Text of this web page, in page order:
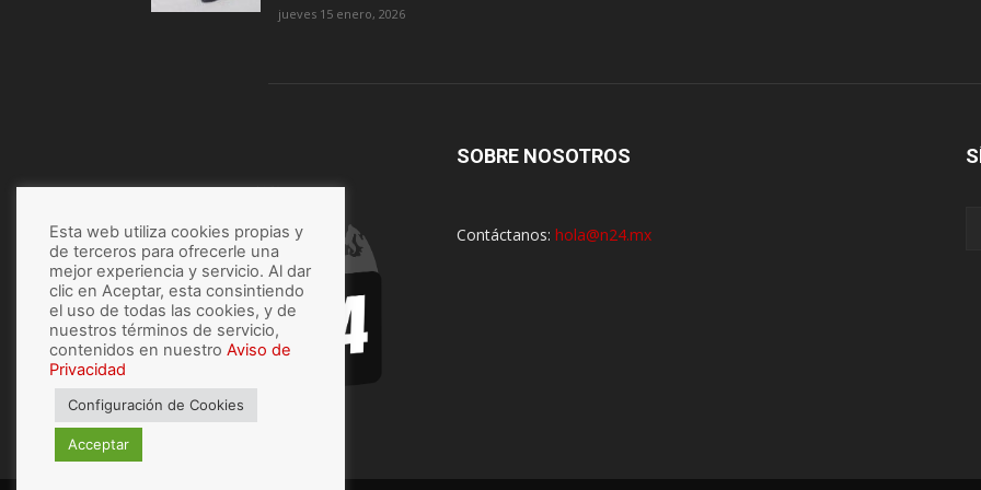
jueves 15 enero, 2026
SOBRE NOSOTROS
Contáctanos: hola@n24.mx
Esta web utiliza cookies propias y
de terceros para ofrecerle una
mejor experiencia y servicio. Al dar
clic en Aceptar, esta consintiendo
el uso de todas las cookies, y de
nuestros términos de servicio,
contenidos en nuestro Aviso de
Privacidad
Configuración de Cookies
Acceptar